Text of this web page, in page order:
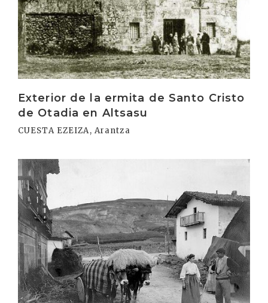
Exterior de la ermita de Santo Cristo
de Otadia en Altsasu
CUESTA EZEIZA, Arantza
Irakurri